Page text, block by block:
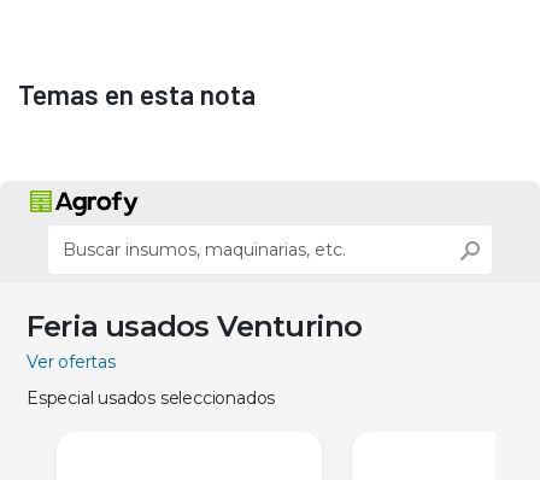
Temas en esta nota
Feria usados Venturino
Ver ofertas
Especial usados seleccionados